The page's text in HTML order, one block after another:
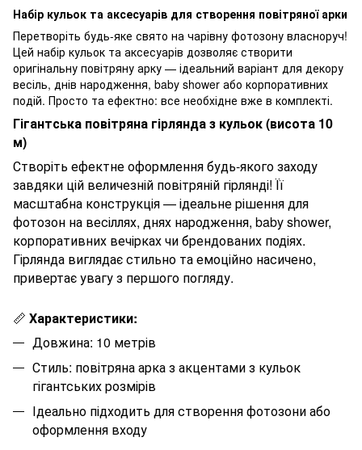
Набір кульок та аксесуарів для створення повітряної арки
Перетворіть будь-яке свято на чарівну фотозону власноруч!
Цей набір кульок та аксесуарів дозволяє створити
оригінальну повітряну арку — ідеальний варіант для декору
весіль, днів народження, baby shower або корпоративних
подій. Просто та ефектно: все необхідне вже в комплекті.
Гігантська повітряна гірлянда з кульок (висота 10
м)
Створіть ефектне оформлення будь-якого заходу
завдяки цій величезній повітряній гірлянді! Її
масштабна конструкція — ідеальне рішення для
фотозон на весіллях, днях народження, baby shower,
корпоративних вечірках чи брендованих подіях.
Гірлянда виглядає стильно та емоційно насичено,
привертає увагу з першого погляду.
📏 Характеристики:
Довжина: 10 метрів
Стиль: повітряна арка з акцентами з кульок
гігантських розмірів
Ідеально підходить для створення фотозони або
оформлення входу